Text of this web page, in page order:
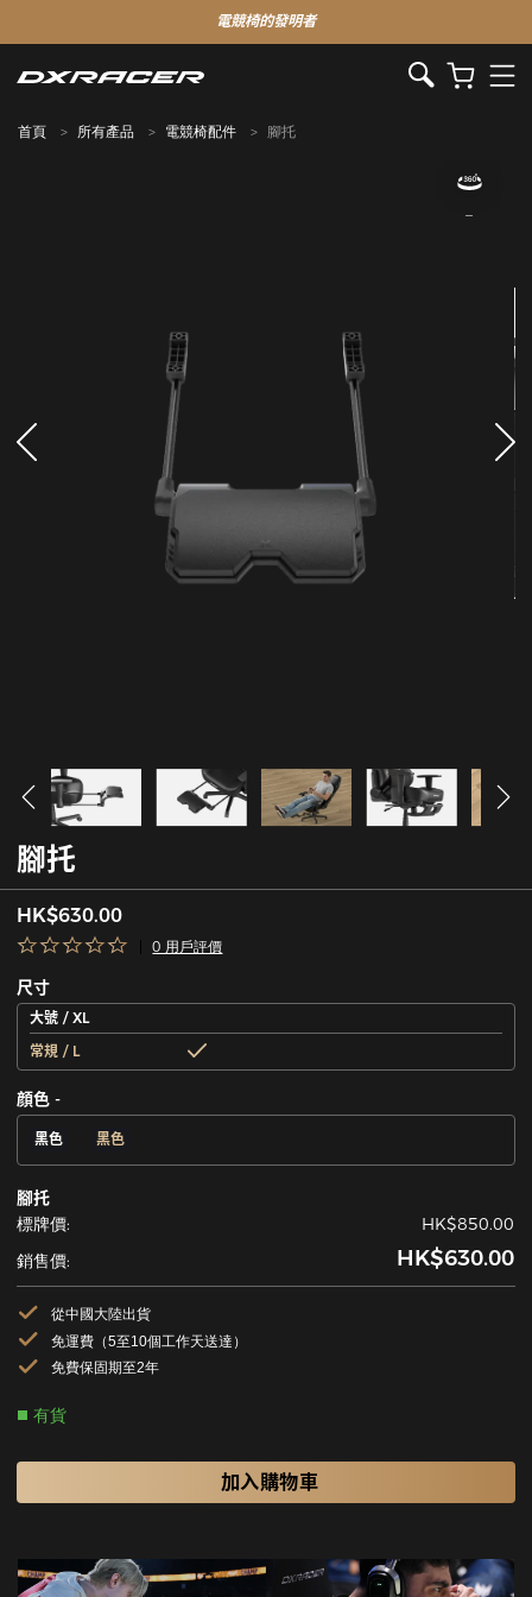
電競椅的發明者
首頁 所有產品 電競椅配件 腳托
腳托
HK$630.00
0 用戶評價
尺寸
大號 / XL
常規 / L
顔色 -
黑色 黑色
腳托
標牌價:
HK$850.00
銷售價:
HK$630.00
從中國大陸出貨
免運費（5至10個工作天送達）
免費保固期至2年
有貨
加入購物車